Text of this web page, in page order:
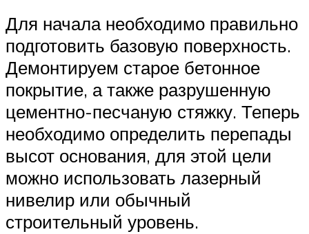
Для начала необходимо правильно
подготовить базовую поверхность.
Демонтируем старое бетонное
покрытие, а также разрушенную
цементно-песчаную стяжку. Теперь
необходимо определить перепады
высот основания, для этой цели
можно использовать лазерный
нивелир или обычный
строительный уровень.